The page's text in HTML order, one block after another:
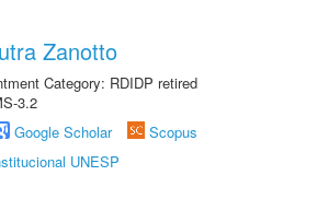
Zanotto
Category: RDIDP retired
3.2
Google Scholar
Scopus
UNESP